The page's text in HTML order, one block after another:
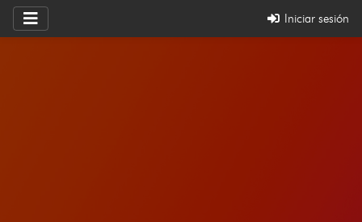
Iniciar sesión